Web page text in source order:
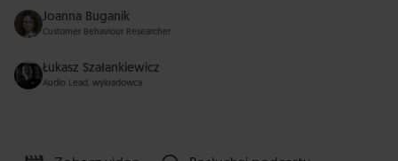
Joanna Buganik
Customer Behaviour Researcher
Łukasz Szałankiewicz
Audio Lead, wykładowca